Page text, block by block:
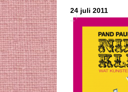
24 juli 2011